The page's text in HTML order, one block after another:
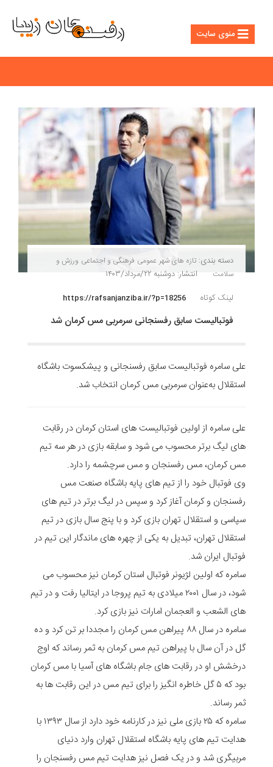
منوی سایت
دسته بندی: تازه های شهر عمومی فرهنگی و اجتماعی ورزش و
سلامت
انتشار: دوشنبه ۲۲/مرداد/۱۴۰۳
لینک کوتاه
https://rafsanjanziba.ir/?p=18256
فوتبالیست سابق رفسنجانی سرمربی مس کرمان شد
علی سامره فوتبالیست سابق رفسنجانی و پیشکسوت باشگاه
استقلال به‌عنوان سرمربی مس کرمان انتخاب شد.
علی سامره از اولین فوتبالیست های استان کرمان در رقابت
های لیگ برتر محسوب می شود و سابقه بازی در هر سه تیم
مس کرمان، مس رفسنجان و مس سرچشمه را دارد.
وی فوتبال خود را از تیم های پایه باشگاه صنعت مس
رفسنجان و کرمان آغاز کرد و سپس در لیگ برتر در تیم های
سپاسی و استقلال تهران بازی کرد و با پنج سال بازی در تیم
استقلال تهران، تبدیل به یکی از چهره های ماندگار این تیم در
فوتبال ایران شد.
سامره که اولین لژیونر فوتبال استان کرمان نیز محسوب می
شود، در سال ۲۰۰۱ میلادی به تیم پروجا در ایتالیا رفت و در تیم
های الشعب و العجمان امارات نیز بازی کرد.
سامره در سال ۸۸ پیراهن مس کرمان را مجددا بر تن کرد و ده
گل در آن سال با پیراهن تیم مس کرمان به ثمر رساند که اوج
درخشش او در رقابت های جام باشگاه های آسیا با مس کرمان
بود که ۵ گل خاطره انگیز را برای تیم مس در این رقابت ها به
ثمر رساند.
سامره که ۲۵ بازی ملی نیز در کارنامه خود دارد از سال ۱۳۹۳ با
هدایت تیم های پایه باشگاه استقلال تهران وارد دنیای
مربیگری شد و در یک فصل نیز هدایت تیم مس رفسنجان را